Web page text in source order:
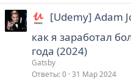
[Udemy] Adam
как я заработал
года (2024)
Gatsby
Ответы 0 31 Мар 2024